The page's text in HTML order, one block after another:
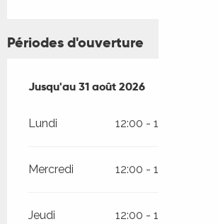
Périodes d'ouverture
Du1 juin 2026au31 août 2026
Jusqu'au31 août 2026
Lundi 12:00 - 14:00
Mercredi 12:00 - 14:00
Jeudi 12:00 - 14:00